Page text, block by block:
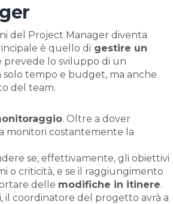
del Project Manager diventa
è quello di gestire un
prevede lo sviluppo di un
tempo e budget, ma anche
del team.
. Oltre a dover
monitori costantemente la
se, effettivamente, gli obiettivi
o criticità, e se il raggiungimento
delle modifiche in itinere.
il coordinatore del progetto avrà a